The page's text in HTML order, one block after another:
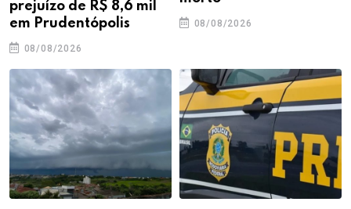
prejuízo de R$ 8,6 mil
em Prudentópolis
08/08/2026
08/08/2026